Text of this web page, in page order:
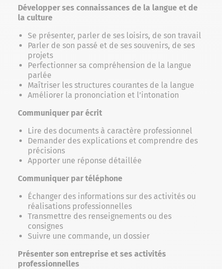
Développer ses connaissances de la langue et de
la culture
Se présenter, parler de ses loisirs, de son travail
Parler de son passé et de ses souvenirs, de ses
projets
Perfectionner sa compréhension de la langue
parlée
Maîtriser les structures courantes de la langue
Améliorer la prononciation et l’intonation
Communiquer par écrit
Lire des documents à caractère professionnel
Demander des explications et comprendre des
précisions
Apporter une réponse détaillée
Communiquer par téléphone
Échanger des informations sur des activités ou
réalisations professionnelles
Transmettre des renseignements ou des
consignes
Suivre une commande, un dossier
Présenter son entreprise et ses activités
professionnelles